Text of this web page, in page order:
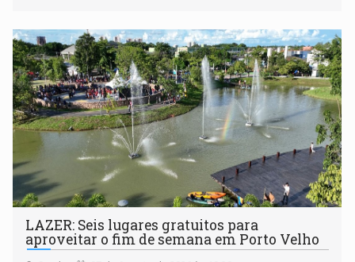
LAZER: Seis lugares gratuitos para
aproveitar o fim de semana em Porto Velho